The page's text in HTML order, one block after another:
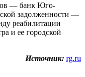
— банк Юго-
задолженности —
реабилитации
и ее городской
Источник: rg.ru